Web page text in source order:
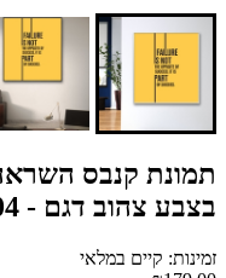
תמונת קנבס
בצבע צהוב דגם - D20004
זמינות: קיים במלאי